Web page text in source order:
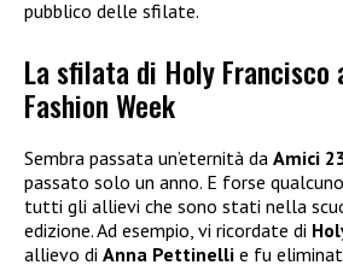
pubblico delle sfilate.
La sfilata di Holy Francisco
Fashion Week
Sembra passata un’eternità da Amici
passato solo un anno. E forse
tutti gli allievi che sono stati nella
edizione. Ad esempio, vi ricordate di
allievo di Anna Pettinelli e fu